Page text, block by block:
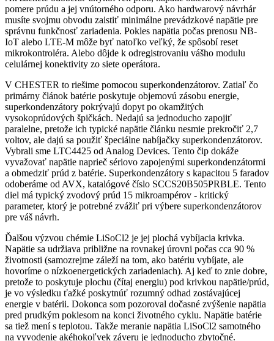
pomere prúdu a jej vnútorného odporu. Ako hardwarový návrhár
musíte svojmu obvodu zaistiť minimálne prevádzkové napätie pre
správnu funkčnosť zariadenia. Pokles napätia počas prenosu NB-
IoT alebo LTE-M môže byť natoľko veľký, že spôsobí reset
mikrokontroléra. Alebo dôjde k odregistrovaniu vášho modulu
celulárnej konektivity zo siete operátora.
V CHESTER to riešime pomocou superkondenzátorov. Zatiaľ čo
primárny článok batérie poskytuje objemovú zásobu energie,
superkondenzátory pokrývajú dopyt po okamžitých
vysokoprúdových špičkách. Nedajú sa jednoducho zapojiť
paralelne, pretože ich typické napätie článku nesmie prekročiť 2,7
voltov, ale dajú sa použiť špeciálne nabíjačky superkondenzátorov.
Vybrali sme LTC4425 od Analog Devices. Tento čip dokáže
vyvažovať napätie naprieč sériovo zapojenými superkondenzátormi
a obmedziť prúd z batérie. Superkondenzátory s kapacitou 5 faradov
odoberáme od AVX, katalógové číslo SCCS20B505PRBLE. Tento
diel má typický zvodový prúd 15 mikroampérov - kritický
parameter, ktorý je potrebné zvážiť pri výbere superkondenzátorov
pre váš návrh.
Ďalšou výzvou chémie LiSoCl2 je jej plochá vybíjacia krivka.
Napätie sa udržiava približne na rovnakej úrovni počas cca 90 %
životnosti (samozrejme záleží na tom, ako batériu vybíjate, ale
hovoríme o nízkoenergetických zariadeniach). Aj keď to znie dobre,
pretože to poskytuje plochu (čítaj energiu) pod krivkou napätie/prúd,
je vo výsledku ťažké poskytnúť rozumný odhad zostávajúcej
energie v batérii. Dokonca som pozoroval dočasné zvýšenie napätia
pred prudkým poklesom na konci životného cyklu. Napätie batérie
sa tiež mení s teplotou. Takže meranie napätia LiSoCl2 samotného
na vyvodenie akéhokoľvek záveru je jednoducho zbytočné.